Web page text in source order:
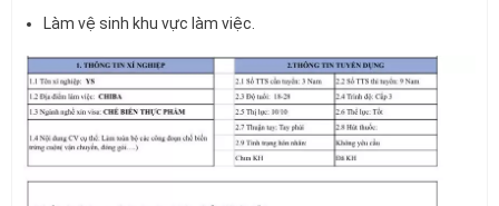
Làm vệ sinh khu vực làm việc.